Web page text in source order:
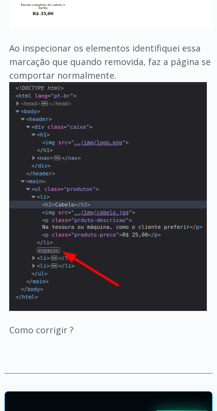
Ao inspecionar os elementos identifiquei essa
marcação que quando removida, faz a página se
comportar normalmente.
Como corrigir ?